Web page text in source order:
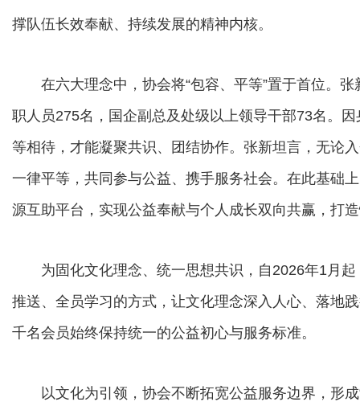
撑队伍长效奉献、持续发展的精神内核。
在六大理念中，协会将“包容、平等”置于首位。张
职人员275名，国企副总及处级以上领导干部73名。
等相待，才能凝聚共识、团结协作。张新坦言，无论
一律平等，共同参与公益、携手服务社会。在此基础
源互助平台，实现公益奉献与个人成长双向共赢，打
为固化文化理念、统一思想共识，自2026年1月起
推送、全员学习的方式，让文化理念深入人心、落地
千名会员始终保持统一的公益初心与服务标准。
以文化为引领，协会不断拓宽公益服务边界，形成